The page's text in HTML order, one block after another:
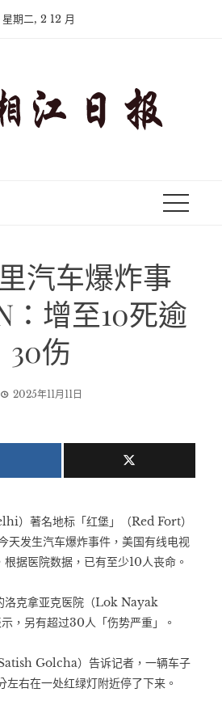
星期二, 2 12 月
汽车爆炸事
增至10死逾
30伤
2025年11月11日
）著名地标「红堡」（Red Fort）
天发生汽车爆炸事件，美国有线电视
据医院数据，已有至少10人丧命。
洛克拿亚克医院（Lok Nayak
，另有超过30人「伤势严重」。
Golcha）告诉记者，一辆车子
右在一处红绿灯附近停了下来。